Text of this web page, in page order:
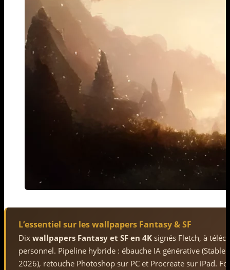
L’essentiel sur les wallpapers Fantasy & SF
Dix wallpapers Fantasy et SF en 4K signés Fletch, à
personnel. Pipeline hybride : ébauche IA générative
2026), retouche Photoshop sur PC et Procreate sur iPad.